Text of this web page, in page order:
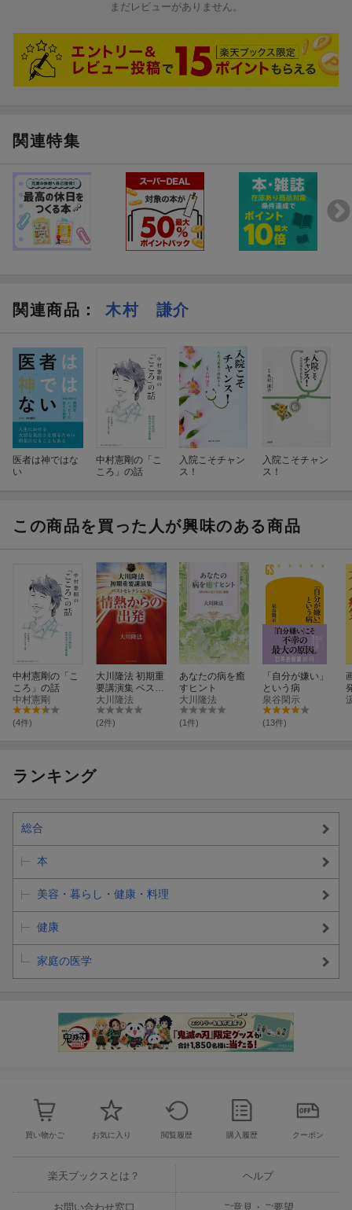
まだレビューがありません。
関連特集
関連商品 ： 木村 謙介
医者は神ではな
い
中村憲剛の「こ
ころ」の話
入院こそチャン
ス！
入院こそチャン
ス！
この商品を買った人が興味のある商品
中村憲剛の「こ
ころ」の話
中村憲剛
(4件)
大川隆法 初期重
要講演集 ベスト
セレクション3
大川隆法
(2件)
あなたの病を癒
すヒント
大川隆法
(1件)
「自分が嫌い」
という病
泉谷閑示
(13件)
ランキング
総合
本
美容・暮らし・健康・料理
健康
家庭の医学
買い物かご お気に入り 閲覧履歴 購入履歴 クーポン
楽天ブックスとは？ ヘルプ
お問い合わせ窓口 ご意見・ご要望